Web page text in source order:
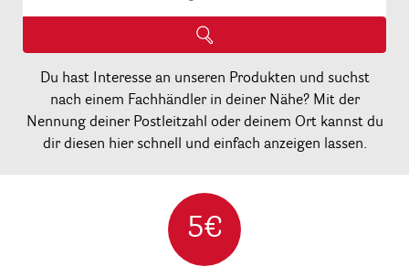
Du hast Interesse an unseren Produkten und suchst
nach einem Fachhändler in deiner Nähe? Mit der
Nennung deiner Postleitzahl oder deinem Ort kannst du
dir diesen hier schnell und einfach anzeigen lassen.
5€